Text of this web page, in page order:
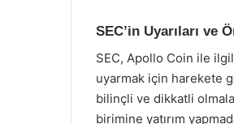
SEC’in Uyarıları ve
SEC, Apollo Coin ile
uyarmak için harekete
bilinçli ve dikkatli
birimine yatırım